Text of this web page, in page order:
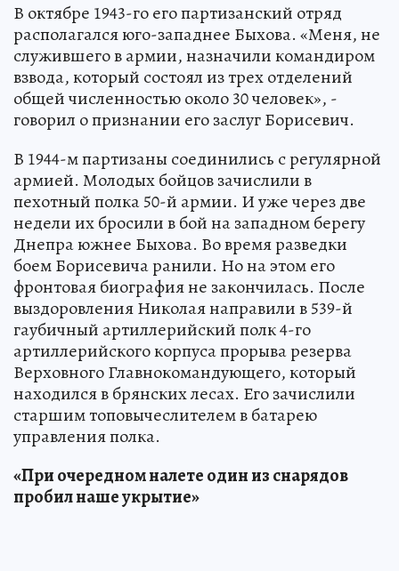
В октябре 1943-го его партизанский отряд
располагался юго-западнее Быхова. «Меня, не
служившего в армии, назначили командиром
взвода, который состоял из трех отделений
общей численностью около 30 человек», -
говорил о признании его заслуг Борисевич.
В 1944-м партизаны соединились с регулярной
армией. Молодых бойцов зачислили в
пехотный полка 50-й армии. И уже через две
недели их бросили в бой на западном берегу
Днепра южнее Быхова. Во время разведки
боем Борисевича ранили. Но на этом его
фронтовая биография не закончилась. После
выздоровления Николая направили в 539-й
гаубичный артиллерийский полк 4-го
артиллерийского корпуса прорыва резерва
Верховного Главнокомандующего, который
находился в брянских лесах. Его зачислили
старшим топовычеслителем в батарею
управления полка.
«При очередном налете один из снарядов
пробил наше укрытие»